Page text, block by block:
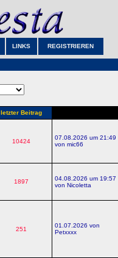
LINKS REGISTRIEREN
letzter Beitrag
10424
07.08.2026 um 21:49
von mic66
1897
04.08.2026 um 19:57
von Nicoletta
251
01.07.2026 von
Petxxxx